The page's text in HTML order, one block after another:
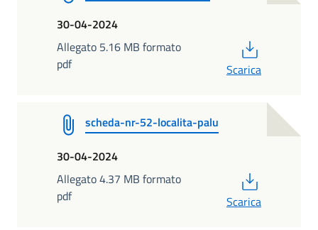
30-04-2024
Allegato 5.16 MB formato
pdf
Scarica
scheda-nr-52-localita-palu
30-04-2024
Allegato 4.37 MB formato
pdf
Scarica